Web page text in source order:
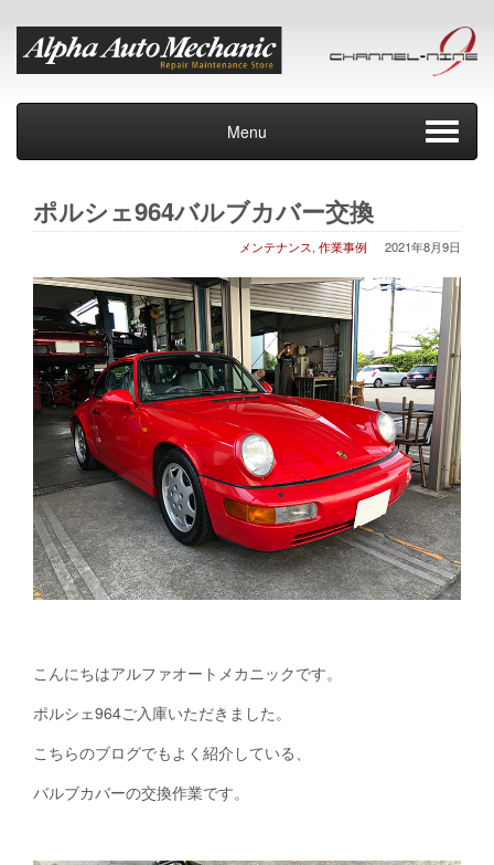
Menu
ポルシェ964バルブカバー交換
2021年8月9日
メンテナンス, 作業事例
こんにちはアルファオートメカニックです。
ポルシェ964ご入庫いただきました。
こちらのブログでもよく紹介している、
バルブカバーの交換作業です。